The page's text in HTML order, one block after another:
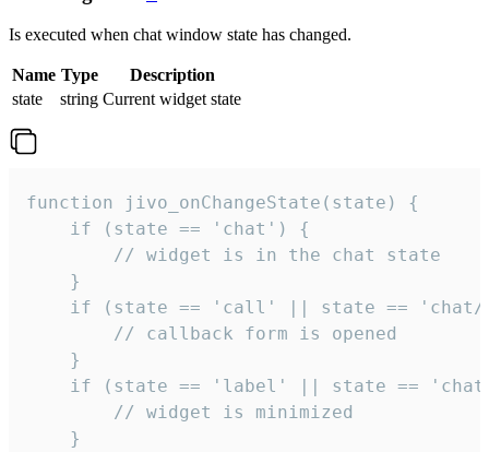
Is executed when chat window state has changed.
Name Type
Description
state
string Current widget state
function jivo_onChangeState(state) {
    if (state == 'chat') {
        // widget is in the chat state
    }
if (state == 'call' || state ==
        // callback form is opened
    }
if (state == 'label' || state ==
        // widget is minimized
    }